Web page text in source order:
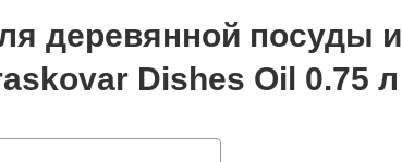
деревянной посуды
Dishes Oil 0.75 л